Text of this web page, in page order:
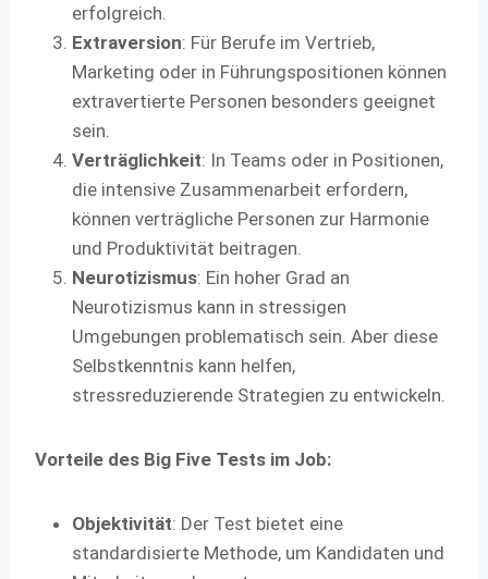
erfolgreich.
Extraversion: Für Berufe im Vertrieb,
Marketing oder in Führungspositionen können
extravertierte Personen besonders geeignet
sein.
Verträglichkeit: In Teams oder in Positionen,
die intensive Zusammenarbeit erfordern,
können verträgliche Personen zur Harmonie
und Produktivität beitragen.
Neurotizismus: Ein hoher Grad an
Neurotizismus kann in stressigen
Umgebungen problematisch sein. Aber diese
Selbstkenntnis kann helfen,
stressreduzierende Strategien zu entwickeln.
Vorteile des Big Five Tests im Job:
Objektivität: Der Test bietet eine
standardisierte Methode, um Kandidaten und